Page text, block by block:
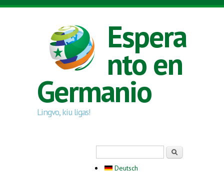
Skip to main content
Espera
nto en
Germanio
Lingvo, kiu ligas!
Deutsch